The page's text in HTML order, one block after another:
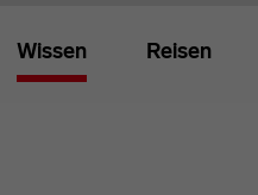
Wissen Reisen